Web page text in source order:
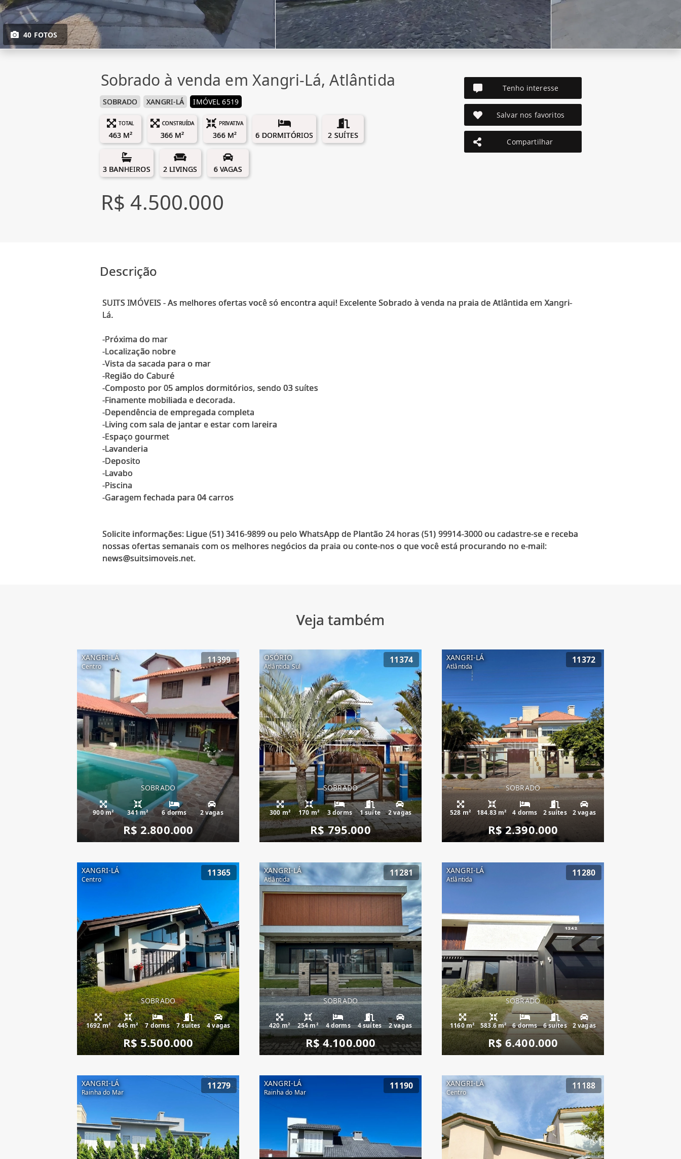
40 FOTOS
Sobrado à venda em Xangri-Lá, Atlântida
SOBRADO XANGRI-LÁ IMÓVEL 6519
TOTAL
463 M²
CONSTRUÍDA
366 M²
PRIVATIVA
366 M² 6 DORMITÓRIOS 2 SUÍTES
3 BANHEIROS 2 LIVINGS 6 VAGAS
R$ 4.500.000
Tenho interesse
Salvar nos favoritos
Compartilhar
Descrição
SUITS IMÓVEIS - As melhores ofertas você só encontra aqui! Excelente Sobrado à venda na praia de Atlântida em Xangri-
Lá.
-Próxima do mar
-Localização nobre
-Vista da sacada para o mar
-Região do Caburé
-Composto por 05 amplos dormitórios, sendo 03 suítes
-Finamente mobiliada e decorada.
-Dependência de empregada completa
-Living com sala de jantar e estar com lareira
-Espaço gourmet
-Lavanderia
-Deposito
-Lavabo
-Piscina
-Garagem fechada para 04 carros
Solicite informações: Ligue (51) 3416-9899 ou pelo WhatsApp de Plantão 24 horas (51) 99914-3000 ou cadastre-se e receba
nossas ofertas semanais com os melhores negócios da praia ou conte-nos o que você está procurando no e-mail:
Veja também
XANGRI-LÁ
Centro
11399
SOBRADO
900 m² 341 m² 6 dorms 2 vagas
R$ 2.800.000
OSÓRIO
Atlântida Sul
11374
SOBRADO
300 m² 170 m² 3 dorms 1 suíte 2 vagas
R$ 795.000
XANGRI-LÁ
Atlântida
11372
SOBRADO
528 m² 184.83 m² 4 dorms 2 suítes 2 vagas
R$ 2.390.000
XANGRI-LÁ
Centro
11365
SOBRADO
1692 m² 445 m² 7 dorms 7 suítes 4 vagas
R$ 5.500.000
XANGRI-LÁ
Atlântida
11281
SOBRADO
420 m² 254 m² 4 dorms 4 suítes 2 vagas
R$ 4.100.000
XANGRI-LÁ
Atlântida
11280
SOBRADO
1160 m² 583.6 m² 6 dorms 6 suítes 2 vagas
R$ 6.400.000
XANGRI-LÁ
Rainha do Mar
11279 XANGRI-LÁ
Rainha do Mar
11190 XANGRI-LÁ
Centro
11188